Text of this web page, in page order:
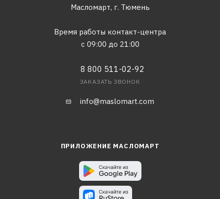
Масломарт, г. Тюмень
Время работы контакт-центра
с 09:00 до 21:00
8 800 511-02-92
ЗАКАЗАТЬ ЗВОНОК
info@maslomart.com
ПРИЛОЖЕНИЕ МАСЛОМАРТ